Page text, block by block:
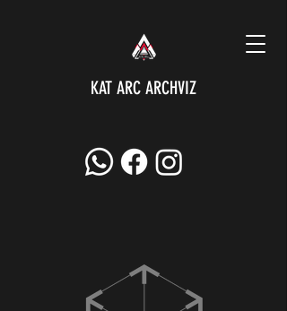
KAT ARC ARCHVIZ